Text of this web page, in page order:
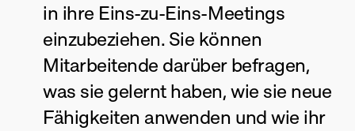
in ihre Eins-zu-Eins-Meetings
einzubeziehen. Sie können
Mitarbeitende darüber befragen,
was sie gelernt haben, wie sie neue
Fähigkeiten anwenden und wie ihr